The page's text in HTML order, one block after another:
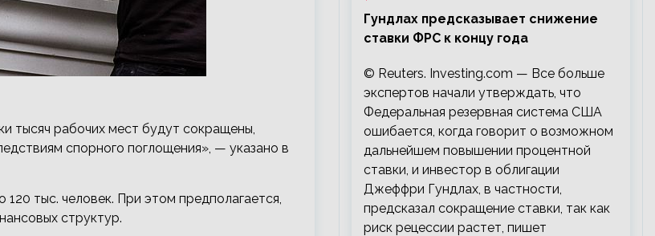
тысяч рабочих мест будут сокращены,
спорного поглощения», — указано в
тыс. человек. При этом предполагается,
структур.
Гундлах предсказывает снижение
ставки ФРС к концу года
© Reuters. Investing.com — Все больше
экспертов начали утверждать, что
Федеральная резервная система США
ошибается, когда говорит о возможном
дальнейшем повышении процентной
ставки, и инвестор в облигации
Джеффри Гундлах, в частности,
предсказал сокращение ставки, так как
риск рецессии растет, пишет